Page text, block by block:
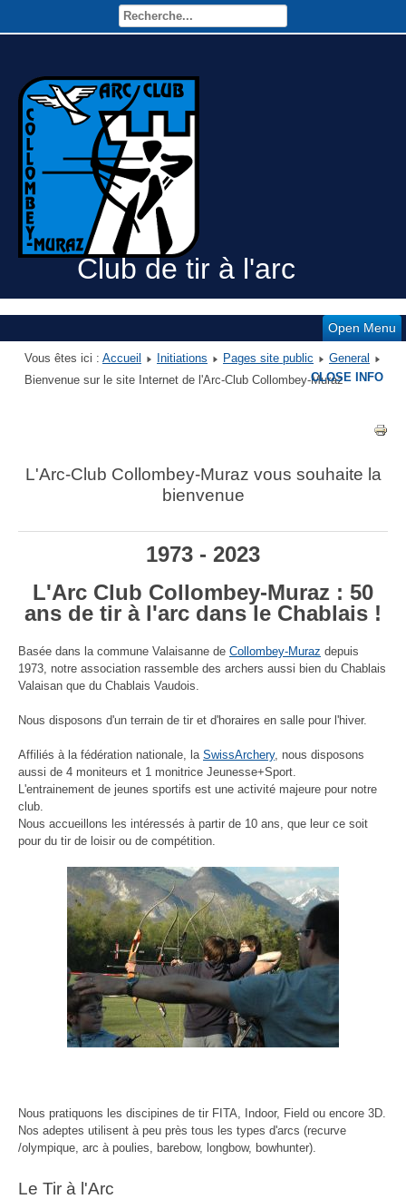
Club de tir à l'arc
Open Menu
Vous êtes ici : Accueil Initiations Pages site public
General
Bienvenue sur le site Internet de l'Arc-Club Collombey-Muraz
L'Arc-Club Collombey-Muraz vous souhaite la
bienvenue
1973 - 2023
L'Arc Club Collombey-Muraz : 50
ans de tir à l'arc dans le Chablais !
Basée dans la commune Valaisanne de Collombey-Muraz depuis
1973, notre association rassemble des archers aussi bien du Chablais
Valaisan que du Chablais Vaudois.
Nous disposons d'un terrain de tir et d'horaires en salle pour l'hiver.
Affiliés à la fédération nationale, la SwissArchery, nous disposons
aussi de 4 moniteurs et 1 monitrice Jeunesse+Sport.
L'entrainement de jeunes sportifs est une activité majeure pour notre
club.
Nous accueillons les intéressés à partir de 10 ans, que leur ce soit
pour du tir de loisir ou de compétition.
Nous pratiquons les discipines de tir FITA, Indoor, Field ou encore 3D.
Nos adeptes utilisent à peu près tous les types d'arcs (recurve
/olympique, arc à poulies, barebow, longbow, bowhunter).
Le Tir à l'Arc
CLOSE INFO